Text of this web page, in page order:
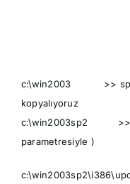
c:\win2003 >> sp
kopyalıyoruz
c:\win2003sp2 >>
parametresiyle )